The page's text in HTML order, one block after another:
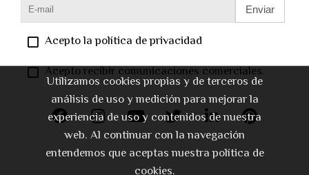
Enviar
Acepto la política de privacidad
Acepto recibir comunicaciones comerciales.
Utilizamos cookies propias y de terceros de
análisis de uso y medición para mejorar la
experiencia de uso y contenidos de nuestra
web. Al continuar con la navegación
entendemos que aceptas nuestra política de